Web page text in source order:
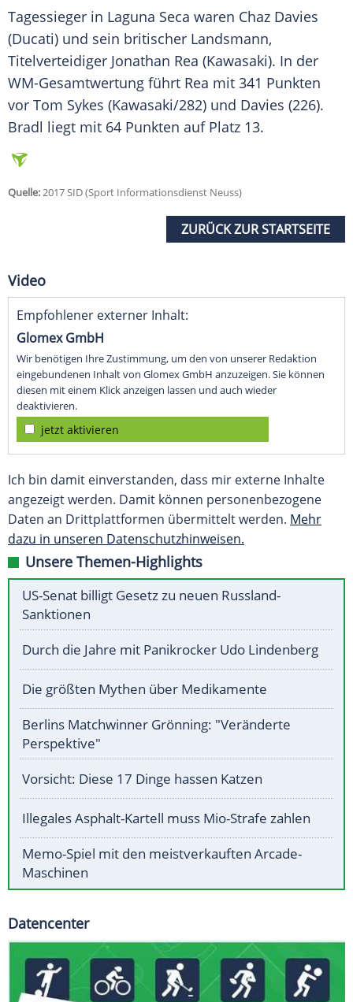
Tagessieger in Laguna Seca waren Chaz Davies
(Ducati) und sein britischer Landsmann,
Titelverteidiger Jonathan Rea (Kawasaki). In der
WM-Gesamtwertung führt Rea mit 341 Punkten
vor Tom Sykes (Kawasaki/282) und Davies (226).
Bradl liegt mit 64 Punkten auf Platz 13.
Quelle:2017 SID (Sport Informationsdienst Neuss)
ZURÜCK ZUR STARTSEITE
Video
Empfohlener externer Inhalt:
Glomex GmbH
Wir benötigen Ihre Zustimmung, um den von unserer Redaktion
eingebundenen Inhalt von Glomex GmbH anzuzeigen. Sie können
diesen mit einem Klick anzeigen lassen und auch wieder
deaktivieren.
jetzt aktivieren
Ich bin damit einverstanden, dass mir externe Inhalte
angezeigt werden. Damit können personenbezogene
Daten an Drittplattformen übermittelt werden. Mehr
dazu in unseren Datenschutzhinweisen.
Unsere Themen-Highlights
US-Senat billigt Gesetz zu neuen Russland-
Sanktionen
Durch die Jahre mit Panikrocker Udo Lindenberg
Die größten Mythen über Medikamente
Berlins Matchwinner Grönning: "Veränderte
Perspektive"
Vorsicht: Diese 17 Dinge hassen Katzen
Illegales Asphalt-Kartell muss Mio-Strafe zahlen
Memo-Spiel mit den meistverkauften Arcade-
Maschinen
Datencenter